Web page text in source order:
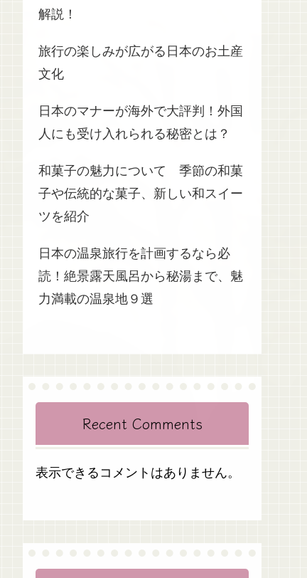
解説！
旅行の楽しみが広がる日本のお土産
文化
日本のマナーが海外で大評判！外国
人にも受け入れられる秘密とは？
和菓子の魅力について 季節の和菓
子や伝統的な菓子、新しい和スイー
ツを紹介
日本の温泉旅行を計画するなら必
読！絶景露天風呂から秘湯まで、魅
力満載の温泉地９選
Recent Comments
表示できるコメントはありません。